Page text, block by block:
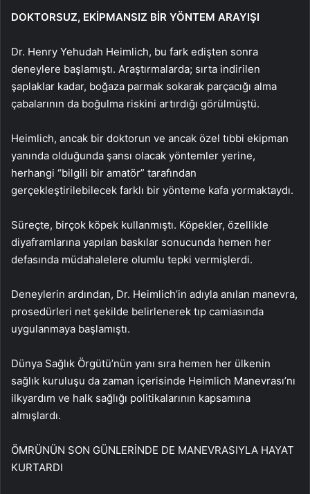
DOKTORSUZ, EKİPMANSIZ BİR YÖNTEM ARAYIŞI
Dr. Henry Yehudah Heimlich, bu fark edişten sonra
deneylere başlamıştı. Araştırmalarda; sırta indirilen
şaplaklar kadar, boğaza parmak sokarak parçacığı alma
çabalarının da boğulma riskini artırdığı görülmüştü.
Heimlich, ancak bir doktorun ve ancak özel tıbbi ekipman
yanında olduğunda şansı olacak yöntemler yerine,
herhangi “bilgili bir amatör” tarafından
gerçekleştirilebilecek farklı bir yönteme kafa yormaktaydı.
Süreçte, birçok köpek kullanmıştı. Köpekler, özellikle
diyaframlarına yapılan baskılar sonucunda hemen her
defasında müdahalelere olumlu tepki vermişlerdi.
Deneylerin ardından, Dr. Heimlich’in adıyla anılan manevra,
prosedürleri net şekilde belirlenerek tıp camiasında
uygulanmaya başlamıştı.
Dünya Sağlık Örgütü’nün yanı sıra hemen her ülkenin
sağlık kuruluşu da zaman içerisinde Heimlich Manevrası’nı
ilkyardım ve halk sağlığı politikalarının kapsamına
almışlardı.
ÖMRÜNÜN SON GÜNLERİNDE DE MANEVRASIYLA HAYAT
KURTARDI